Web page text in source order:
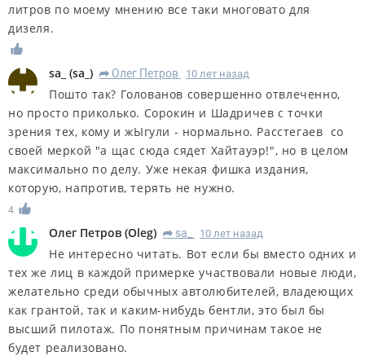
литров по моему мнению все таки многовато для
дизеля.
sa_ (sa_ ) R Олег Петров 10 лет назад
Пошто так? Голованов совершенно отвлеченно,
но просто приколько. Сорокин и Шадричев с точки
зрения тех, кому и жЫгули - нормально. Расстегаев со
своей меркой "а щас сюда сядет Хайтауэр!", но в целом
максимально по делу. Уже некая фишка издания,
которую, напротив, терять не нужно.
4
Олег Петров (Oleg) R sa_ 10 лет назад
Не интересно читать. Вот если бы вместо одних и
тех же лиц в каждой примерке участвовали новые люди,
желательно среди обычных автолюбителей, владеющих
как грантой, так и каким-нибудь бентли, это был бы
высший пилотаж. По понятным причинам такое не
будет реализовано.